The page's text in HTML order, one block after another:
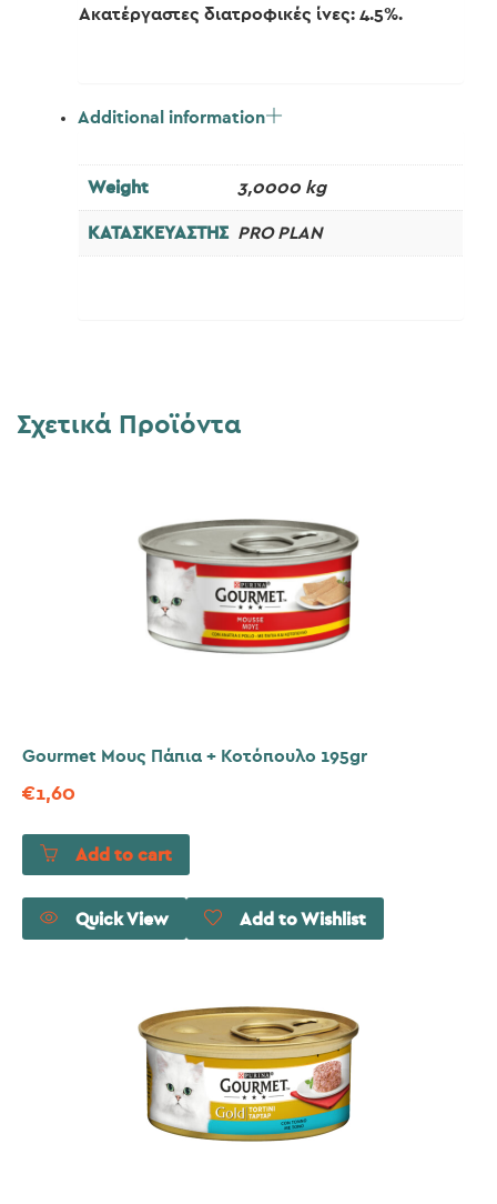
Ακατέργαστες διατροφικές ίνες: 4.5%.
Additional information
Weight 3,0000 kg
ΚΑΤΑΣΚΕΥΑΣΤΗΣ PRO PLAN
Σχετικά Προϊόντα
Gourmet Μους Πάπια + Κοτόπουλο 195gr
€1,60
Add to cart
Quick View Add to Wishlist